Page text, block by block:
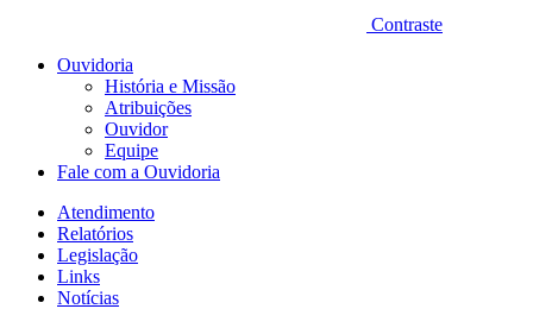
Contraste
Ouvidoria
História e Missão
Atribuições
Ouvidor
Equipe
Fale com a Ouvidoria
Atendimento
Relatórios
Legislação
Links
Notícias